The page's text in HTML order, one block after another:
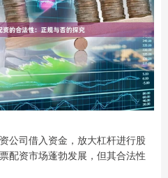
公司借入资金，放大杠杆进行股
配资市场蓬勃发展，但其合法性